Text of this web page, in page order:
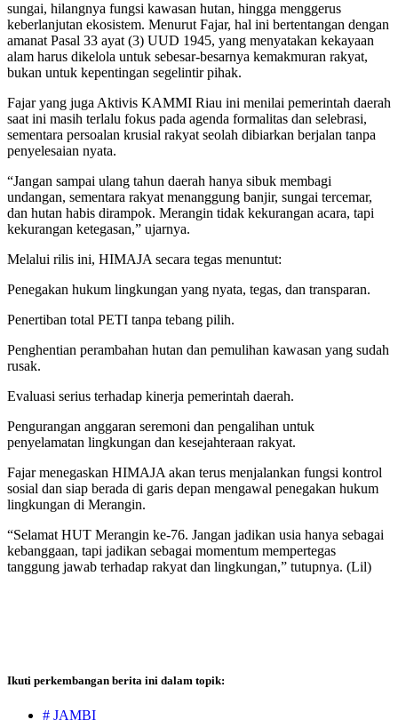
sungai, hilangnya fungsi kawasan hutan, hingga menggerus
keberlanjutan ekosistem. Menurut Fajar, hal ini bertentangan dengan
amanat Pasal 33 ayat (3) UUD 1945, yang menyatakan kekayaan
alam harus dikelola untuk sebesar-besarnya kemakmuran rakyat,
bukan untuk kepentingan segelintir pihak.
Fajar yang juga Aktivis KAMMI Riau ini menilai pemerintah daerah
saat ini masih terlalu fokus pada agenda formalitas dan selebrasi,
sementara persoalan krusial rakyat seolah dibiarkan berjalan tanpa
penyelesaian nyata.
“Jangan sampai ulang tahun daerah hanya sibuk membagi
undangan, sementara rakyat menanggung banjir, sungai tercemar,
dan hutan habis dirampok. Merangin tidak kekurangan acara, tapi
kekurangan ketegasan,” ujarnya.
Melalui rilis ini, HIMAJA secara tegas menuntut:
Penegakan hukum lingkungan yang nyata, tegas, dan transparan.
Penertiban total PETI tanpa tebang pilih.
Penghentian perambahan hutan dan pemulihan kawasan yang sudah
rusak.
Evaluasi serius terhadap kinerja pemerintah daerah.
Pengurangan anggaran seremoni dan pengalihan untuk
penyelamatan lingkungan dan kesejahteraan rakyat.
Fajar menegaskan HIMAJA akan terus menjalankan fungsi kontrol
sosial dan siap berada di garis depan mengawal penegakan hukum
lingkungan di Merangin.
“Selamat HUT Merangin ke-76. Jangan jadikan usia hanya sebagai
kebanggaan, tapi jadikan sebagai momentum mempertegas
tanggung jawab terhadap rakyat dan lingkungan,” tutupnya. (Lil)
Ikuti perkembangan berita ini dalam topik:
# JAMBI